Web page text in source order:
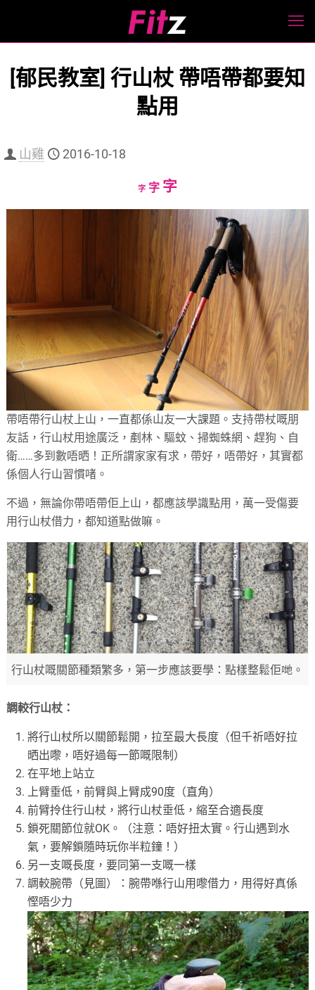
[郁民教室] 行山杖 帶唔帶都要知
點用
山雞 2016-10-18
字Decrease
字Reset
size.
字Increase
size.
帶唔帶行山杖上山，一直都係山友一大課題。 支持帶杖嘅朋
友話，行山杖用途廣泛，剷林、驅蚊、掃蜘蛛網、趕狗、自
衛……多到數唔晒！正所謂家家有求，帶好，唔帶好，其實都
係個人行山習慣啫。
不過，無論你帶唔帶佢上山，都應該學識點用，萬一受傷要
用行山杖借力，都知道點做嘛。
行山杖嘅關節種類繁多，第一步應該要學：點樣整鬆佢哋。
調較行山杖：
將行山杖所以關節鬆開，拉至最大長度（但千祈唔好拉
晒出嚟，唔好過每一節嘅限制）
在平地上站立
上臂垂低，前臂與上臂成90度（直角）
前臂拎住行山杖，將行山杖垂低，縮至合適長度
鎖死關節位就OK。（注意：唔好扭太實。行山遇到水
氣，要解鎖隨時玩你半粒鐘！）
另一支嘅長度，要同第一支嘅一樣
調較腕帶（見圖）：腕帶喺行山用嚟借力，用得好真係
慳唔少力